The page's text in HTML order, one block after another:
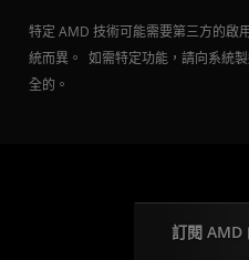
特定 AMD 技術可能需要第三方的啟
統而異。 如需特定功能，請向系統
全的。
訂閱 AMD